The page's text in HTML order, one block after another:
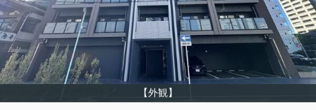
【外観】